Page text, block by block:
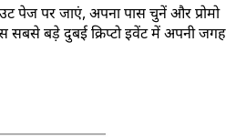
पर जाएं, अपना पास चुनें और प्रोमो
बड़े दुबई क्रिप्टो इवेंट में अपनी जगह